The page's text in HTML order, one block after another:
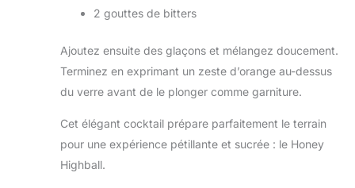
2 gouttes de bitters
Ajoutez ensuite des glaçons et mélangez doucement.
Terminez en exprimant un zeste d’orange au-dessus
du verre avant de le plonger comme garniture.
Cet élégant cocktail prépare parfaitement le terrain
pour une expérience pétillante et sucrée : le Honey
Highball.